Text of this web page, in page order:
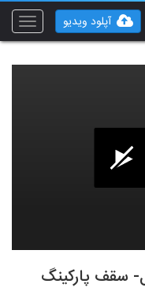
Toggle
آپلود ویدیو
سقف پارکینگ